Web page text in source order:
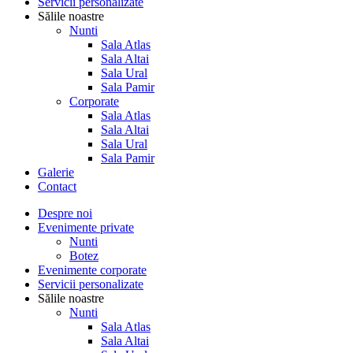
Sălile noastre
Nunti
Sala Atlas
Sala Altai
Sala Ural
Sala Pamir
Corporate
Sala Atlas
Sala Altai
Sala Ural
Sala Pamir
Galerie
Contact
Despre noi
Evenimente private
Nunti
Botez
Evenimente corporate
Servicii personalizate
Sălile noastre
Nunti
Sala Atlas
Sala Altai